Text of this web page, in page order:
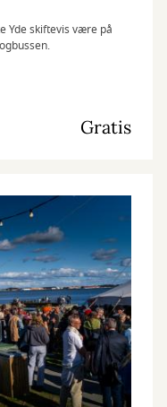
Yde skiftevis være på
Gratis